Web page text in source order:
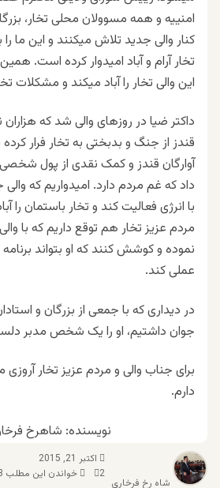
امنییه و همه مسوولان محلی تخار،
کنار والی جدید تلاش میکنند و این ما
تخار آرام و آباد امیدوار کرده است.
این والی تخار را آباد میکند و مشکلات
داکتر ضیا در روزهای والی شد که هزاران
قندز از جنگ و بدبختی به تخار فرار کرده
آوارگان قندز و کمک نقدی از پول
داد که غم مردم دارد. امیدواریم که
با انرژی فعالیت کند و تخار باستمان را
مردم عزیز تخار هم توقع داریم که با
نموده و کوشش کنند که او بتواند
عملی کند.
در دیداری که با جمعی از بزرگان و
جوان داشتیم، او را یک شخص مدبر
برای جناب والی و مردم عزیز تخار
دارم.
نویسنده: شاهرخ
شاه رخ فرخاری
اکتبر 21, 2015
2
خواندن این مطلب 3 دقیقه زمان میبرد